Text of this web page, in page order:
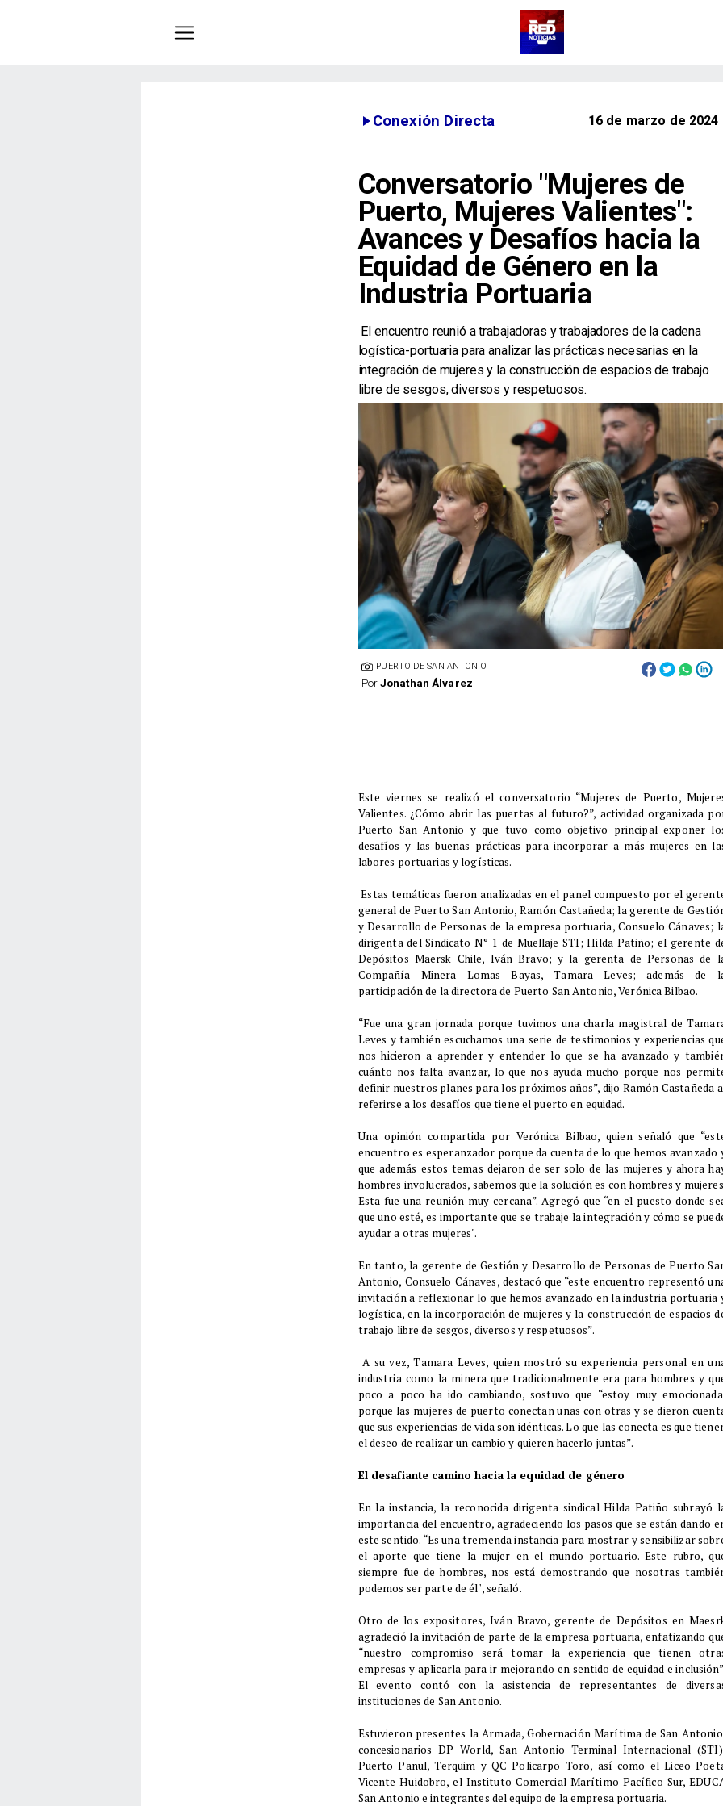
Conexión Directa 16 de marzo de 2024
Conversatorio "Mujeres de
Puerto, Mujeres Valientes":
Avances y Desafíos hacia la
Equidad de Género en la
Industria Portuaria
​ El encuentro reunió a trabajadoras y trabajadores de la cadena
logística-portuaria para analizar las prácticas necesarias en la
integración de mujeres y la construcción de espacios de trabajo
libre de sesgos, diversos y respetuosos.
PUERTO DE SAN ANTONIO
Por Jonathan Álvarez
​Este viernes se realizó el conversatorio “Mujeres de Puerto,
Valientes. ¿Cómo abrir las puertas al futuro?”, actividad organizada
Puerto San Antonio y que tuvo como objetivo principal exponer
desafíos y las buenas prácticas para incorporar a más mujeres en
labores portuarias y logísticas.
Estas temáticas fueron analizadas en el panel compuesto por el
general de Puerto San Antonio, Ramón Castañeda; la gerente de
y Desarrollo de Personas de la empresa portuaria, Consuelo Cánaves;
dirigenta del Sindicato N° 1 de Muellaje STI; Hilda Patiño; el gerente
Depósitos Maersk Chile, Iván Bravo; y la gerenta de Personas de
Compañía Minera Lomas Bayas, Tamara Leves; además de
participación de la directora de Puerto San Antonio, Verónica Bilbao.
“Fue una gran jornada porque tuvimos una charla magistral de
Leves y también escuchamos una serie de testimonios y experiencias
nos hicieron a aprender y entender lo que se ha avanzado y
cuánto nos falta avanzar, lo que nos ayuda mucho porque nos
definir nuestros planes para los próximos años”, dijo Ramón Castañeda
referirse a los desafíos que tiene el puerto en equidad.
Una opinión compartida por Verónica Bilbao, quien señaló que
encuentro es esperanzador porque da cuenta de lo que hemos avanzado
que además estos temas dejaron de ser solo de las mujeres y ahora
hombres involucrados, sabemos que la solución es con hombres y
Esta fue una reunión muy cercana”. Agregó que “en el puesto donde
que uno esté, es importante que se trabaje la integración y cómo se
ayudar a otras mujeres".
En tanto, la gerente de Gestión y Desarrollo de Personas de Puerto
Antonio, Consuelo Cánaves, destacó que “este encuentro representó
invitación a reflexionar lo que hemos avanzado en la industria portuaria
logística, en la incorporación de mujeres y la construcción de espacios
trabajo libre de sesgos, diversos y respetuosos”.
A su vez, Tamara Leves, quien mostró su experiencia personal en
industria como la minera que tradicionalmente era para hombres y
poco a poco ha ido cambiando, sostuvo que “estoy muy
porque las mujeres de puerto conectan unas con otras y se dieron
que sus experiencias de vida son idénticas. Lo que las conecta es que
el deseo de realizar un cambio y quieren hacerlo juntas”.
El desafiante camino hacia la equidad de género
En la instancia, la reconocida dirigenta sindical Hilda Patiño subrayó
importancia del encuentro, agradeciendo los pasos que se están dando
este sentido. “Es una tremenda instancia para mostrar y sensibilizar
el aporte que tiene la mujer en el mundo portuario. Este rubro,
siempre fue de hombres, nos está demostrando que nosotras
podemos ser parte de él", señaló.
Otro de los expositores, Iván Bravo, gerente de Depósitos en
agradeció la invitación de parte de la empresa portuaria, enfatizando
“nuestro compromiso será tomar la experiencia que tienen
empresas y aplicarla para ir mejorando en sentido de equidad e
El evento contó con la asistencia de representantes de
instituciones de San Antonio.
Estuvieron presentes la Armada, Gobernación Marítima de San
concesionarios DP World, San Antonio Terminal Internacional
Puerto Panul, Terquim y QC Policarpo Toro, así como el Liceo
Vicente Huidobro, el Instituto Comercial Marítimo Pacífico Sur,
San Antonio e integrantes del equipo de la empresa portuaria.